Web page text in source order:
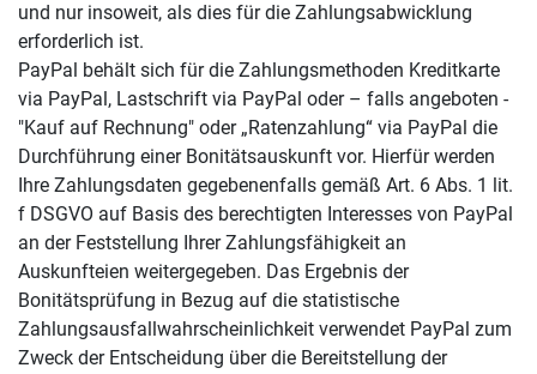
und nur insoweit, als dies für die Zahlungsabwicklung
erforderlich ist.
PayPal behält sich für die Zahlungsmethoden Kreditkarte
via PayPal, Lastschrift via PayPal oder – falls angeboten -
"Kauf auf Rechnung" oder „Ratenzahlung“ via PayPal die
Durchführung einer Bonitätsauskunft vor. Hierfür werden
Ihre Zahlungsdaten gegebenenfalls gemäß Art. 6 Abs. 1 lit.
f DSGVO auf Basis des berechtigten Interesses von PayPal
an der Feststellung Ihrer Zahlungsfähigkeit an
Auskunfteien weitergegeben. Das Ergebnis der
Bonitätsprüfung in Bezug auf die statistische
Zahlungsausfallwahrscheinlichkeit verwendet PayPal zum
Zweck der Entscheidung über die Bereitstellung der